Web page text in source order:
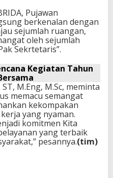
Pujawan
berkenalan dengan
sejumlah ruangan,
oleh sejumlah
Sekrtetaris”.
Kegiatan Tahun
M.Eng, M.Sc, meminta
memacu semangat
kekompakan
yang nyaman.
komitmen Kita
yang terbaik
pesannya.(tim)